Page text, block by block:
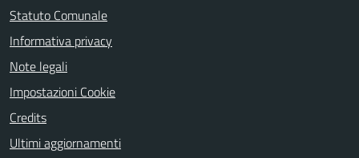
Statuto Comunale
Informativa privacy
Note legali
Impostazioni Cookie
Credits
Ultimi aggiornamenti